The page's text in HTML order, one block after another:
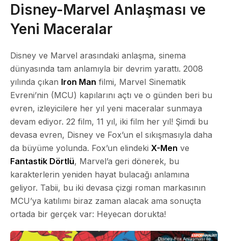
Disney-Marvel Anlaşması ve
Yeni Maceralar
Disney ve Marvel arasındaki anlaşma, sinema
dünyasında tam anlamıyla bir devrim yarattı. 2008
yılında çıkan Iron Man filmi, Marvel Sinematik
Evreni’nin (MCU) kapılarını açtı ve o günden beri bu
evren, izleyicilere her yıl yeni maceralar sunmaya
devam ediyor. 22 film, 11 yıl, iki film her yıl! Şimdi bu
devasa evren, Disney ve Fox’un el sıkışmasıyla daha
da büyüme yolunda. Fox’un elindeki X-Men ve
Fantastik Dörtlü, Marvel’a geri dönerek, bu
karakterlerin yeniden hayat bulacağı anlamına
geliyor. Tabii, bu iki devasa çizgi roman markasının
MCU’ya katılımı biraz zaman alacak ama sonuçta
ortada bir gerçek var: Heyecan dorukta!